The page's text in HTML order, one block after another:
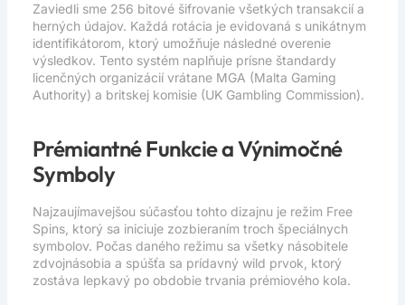
Zaviedli sme 256 bitové šifrovanie všetkých transakcií a
herných údajov. Každá rotácia je evidovaná s unikátnym
identifikátorom, ktorý umožňuje následné overenie
výsledkov. Tento systém naplňuje prísne štandardy
licenčných organizácií vrátane MGA (Malta Gaming
Authority) a britskej komisie (UK Gambling Commission).
Prémiantné Funkcie a Výnimočné
Symboly
Najzaujímavejšou súčasťou tohto dizajnu je režim Free
Spins, ktorý sa iniciuje zozbieraním troch špeciálnych
symbolov. Počas daného režimu sa všetky násobitele
zdvojnásobia a spúšťa sa prídavný wild prvok, ktorý
zostáva lepkavý po obdobie trvania prémiového kola.